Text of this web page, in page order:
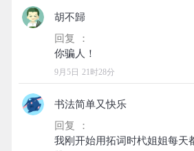
胡不歸
回复 ：
9月5日 21时28分
书法简单又快乐
回复 ：
我刚开始用拓词时杙姐姐每天